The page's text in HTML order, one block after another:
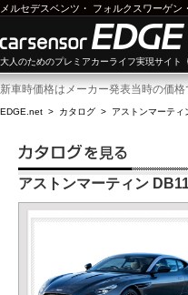
メルセデスベンツ ・ フォルクスワーゲン
大人のためのプレミアカーライフ実現サイト
新車時価格はメーカー発表当時の価格
EDGE.net > カタログ > アストンマーティ
アストンマーティン